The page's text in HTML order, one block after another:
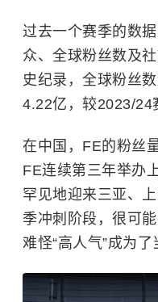
过去一个赛季的数
众、全球粉丝数及
史纪录，全球粉丝
4.22亿，较2023/24
在中国，FE的粉丝
FE连续第三年举办
罕见地迎来三亚、
季冲刺阶段，很可
难怪“高人气”成为